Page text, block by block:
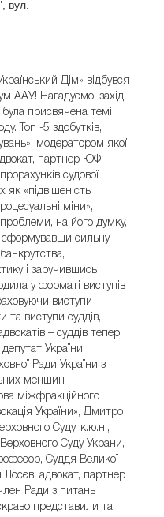
вул.
Дім» відбувся
ААУ! Нагадуємо, захід
була присвячена темі
Топ -5 здобутків,
модератором якої
партнер ЮФ
судової
«підвішеність
міни»,
проблеми, на його думку,
сильну
і заручившись
у форматі виступів
виступи
та виступи суддів,
– суддів тепер:
України,
Ради України з
меншин і
міжфракційного
України», Дмитро
Суду, к.ю.н.,
Суду Украни,
Суддя Великої
Лосєв, адвокат, партнер
Ради з питань
представили та